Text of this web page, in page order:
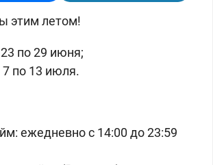
этим летом!
по 29 июня;
по 13 июля.
ежедневно с 14:00 до 23:59